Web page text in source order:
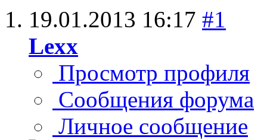
19.01.2013 16:17 #1
Lexx
Просмотр профиля
Сообщения форума
Личное сообщение